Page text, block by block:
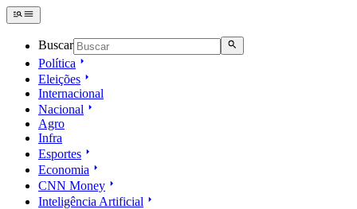
Buscar
Política
Eleições
Internacional
Nacional
Agro
Infra
Esportes
Economia
CNN Money
Inteligência Artificial